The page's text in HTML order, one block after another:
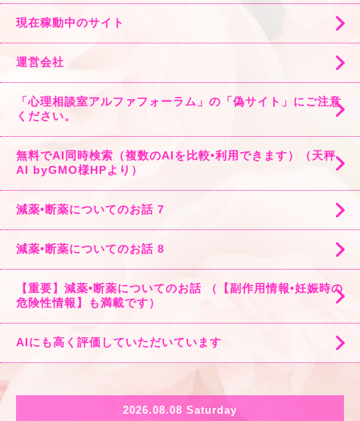
現在稼動中のサイト
運営会社
「心理相談室アルファフォーラム」の「偽サイト」にご注意
ください。
無料でAI同時検索（複数のAIを比較•利用できます）（天秤
AI byGMO様HPより）
減薬•断薬についてのお話 7
減薬•断薬についてのお話 8
【重要】減薬•断薬についてのお話 （【副作用情報•妊娠時の
危険性情報】も満載です）
AIにも高く評価していただいています
2026.08.08 Saturday